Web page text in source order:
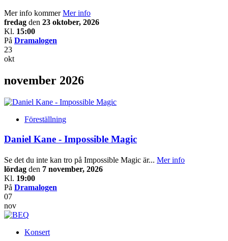
Mer info kommerMer info
fredag den 23 oktober, 2026
Kl. 15:00
På Dramalogen
23
okt
november 2026
Föreställning
Daniel Kane - Impossible Magic
Se det du inte kan tro på Impossible Magic är... Mer info
lördag den 7 november, 2026
Kl. 19:00
På Dramalogen
07
nov
Konsert